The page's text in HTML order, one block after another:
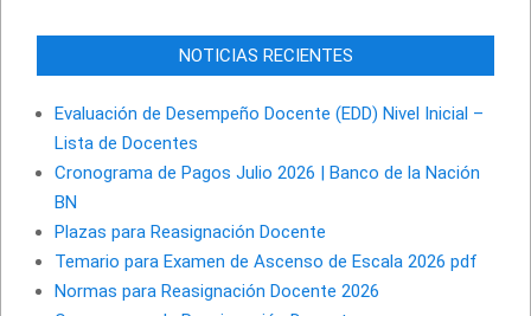
NOTICIAS RECIENTES
Evaluación de Desempeño Docente (EDD) Nivel Inicial –
Lista de Docentes
Cronograma de Pagos Julio 2026 | Banco de la Nación
BN
Plazas para Reasignación Docente
Temario para Examen de Ascenso de Escala 2026 pdf
Normas para Reasignación Docente 2026